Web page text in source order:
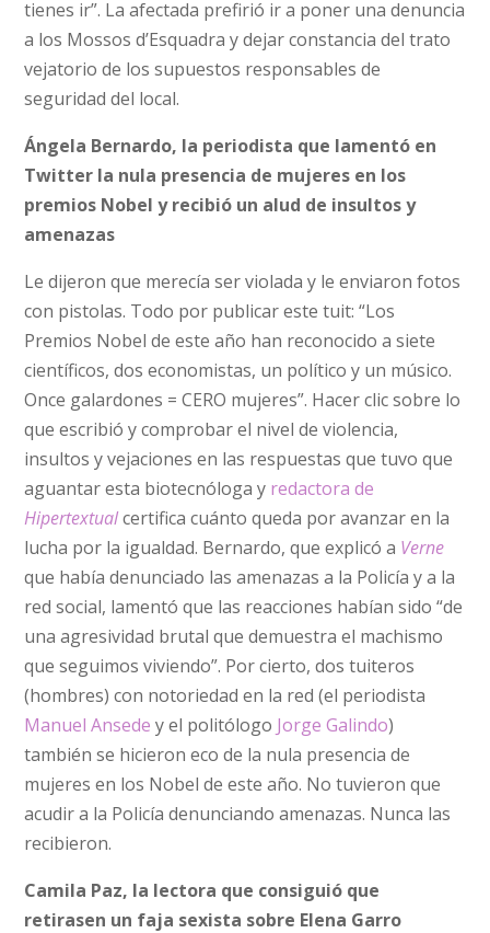
tienes ir”. La afectada prefirió ir a poner una denuncia
a los Mossos d’Esquadra y dejar constancia del trato
vejatorio de los supuestos responsables de
seguridad del local.
Ángela Bernardo, la periodista que lamentó en
Twitter la nula presencia de mujeres en los
premios Nobel y recibió un alud de insultos y
amenazas
Le dijeron que merecía ser violada y le enviaron fotos
con pistolas. Todo por publicar este tuit: “Los
Premios Nobel de este año han reconocido a siete
científicos, dos economistas, un político y un músico.
Once galardones = CERO mujeres”. Hacer clic sobre lo
que escribió y comprobar el nivel de violencia,
insultos y vejaciones en las respuestas que tuvo que
aguantar esta biotecnóloga y redactora de
Hipertextualcertifica cuánto queda por avanzar en la
lucha por la igualdad. Bernardo, que explicó a Verne
que había denunciado las amenazas a la Policía y a la
red social, lamentó que las reacciones habían sido “de
una agresividad brutal que demuestra el machismo
que seguimos viviendo”. Por cierto, dos tuiteros
(hombres) con notoriedad en la red (el periodista
Manuel Ansede y el politólogo Jorge Galindo)
también se hicieron eco de la nula presencia de
mujeres en los Nobel de este año. No tuvieron que
acudir a la Policía denunciando amenazas. Nunca las
recibieron.
Camila Paz, la lectora que consiguió que
retirasen un faja sexista sobre Elena Garro